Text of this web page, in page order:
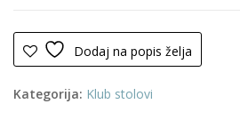
Dodaj na popis želja
Kategorija: Klub stolovi